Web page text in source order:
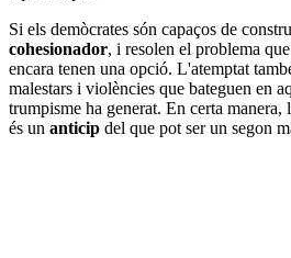
Si els demòcrates són capaços de
cohesionador, i resolen el problema
encara tenen una opció. L'atemptat
malestars i violències que bateguen en
trumpisme ha generat. En certa
és un anticip del que pot ser un segon